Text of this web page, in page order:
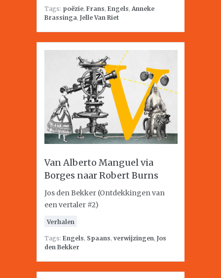
Tags: poëzie, Frans, Engels, Anneke
Brassinga, Jelle Van Riet
Van Alberto Manguel via
Borges naar Robert Burns
Jos den Bekker (Ontdekkingen van
een vertaler #2)
Verhalen
Tags: Engels, Spaans, verwijzingen, Jos
den Bekker